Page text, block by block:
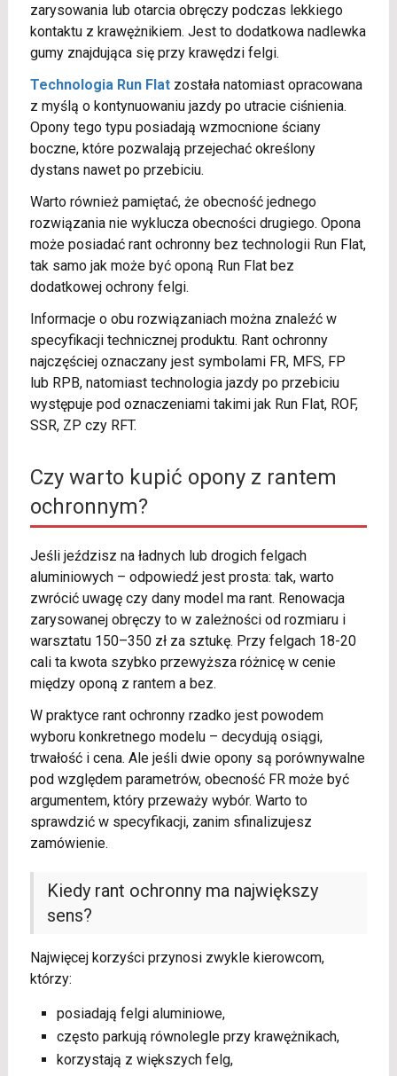
zarysowania lub otarcia obręczy podczas lekkiego
kontaktu z krawężnikiem. Jest to dodatkowa nadlewka
gumy znajdująca się przy krawędzi felgi.
Technologia Run Flatzostała natomiast opracowana
z myślą o kontynuowaniu jazdy po utracie ciśnienia.
Opony tego typu posiadają wzmocnione ściany
boczne, które pozwalają przejechać określony
dystans nawet po przebiciu.
Warto również pamiętać, że obecność jednego
rozwiązania nie wyklucza obecności drugiego. Opona
może posiadać rant ochronny bez technologii Run Flat,
tak samo jak może być oponą Run Flat bez
dodatkowej ochrony felgi.
Informacje o obu rozwiązaniach można znaleźć w
specyfikacji technicznej produktu. Rant ochronny
najczęściej oznaczany jest symbolami FR, MFS, FP
lub RPB, natomiast technologia jazdy po przebiciu
występuje pod oznaczeniami takimi jak Run Flat, ROF,
SSR, ZP czy RFT.
Czy warto kupić opony z rantem
ochronnym?
Jeśli jeździsz na ładnych lub drogich felgach
aluminiowych – odpowiedź jest prosta: tak, warto
zwrócić uwagę czy dany model ma rant. Renowacja
zarysowanej obręczy to w zależności od rozmiaru i
warsztatu 150–350 zł za sztukę. Przy felgach 18-20
cali ta kwota szybko przewyższa różnicę w cenie
między oponą z rantem a bez.
W praktyce rant ochronny rzadko jest powodem
wyboru konkretnego modelu – decydują osiągi,
trwałość i cena. Ale jeśli dwie opony są porównywalne
pod względem parametrów, obecność FR może być
argumentem, który przeważy wybór. Warto to
sprawdzić w specyfikacji, zanim sfinalizujesz
zamówienie.
Kiedy rant ochronny ma największy
sens?
Najwięcej korzyści przynosi zwykle kierowcom,
którzy:
posiadają felgi aluminiowe,
często parkują równolegle przy krawężnikach,
korzystają z większych felg,